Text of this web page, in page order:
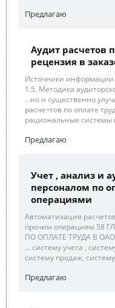
Предлагаю
Аудит расчетов
рецензия в
Источники информации
1.5. Методика
...но и существенно
расче¬тов по оплате
рациональные системы
Предлагаю
Учет , анализ и
персоналом по
операциями
Автоматизация
прочим операциям 58
ПО ОПЛАТЕ ТРУДА В ОАО
... систему учета ,
систему продаж,
Предлагаю